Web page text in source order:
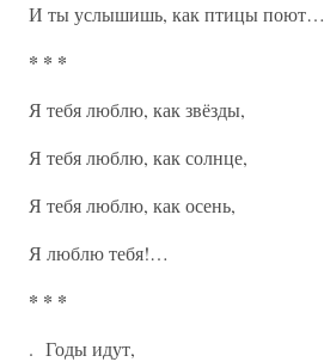
И ты услышишь, как птицы поют…
* * *
Я тебя люблю, как звёзды,
Я тебя люблю, как солнце,
Я тебя люблю, как осень,
Я люблю тебя!…
* * *
. Годы идут,